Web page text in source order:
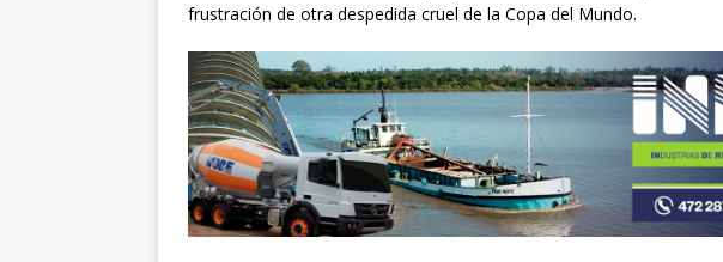
frustración de otra despedida cruel de la Copa del Mundo.